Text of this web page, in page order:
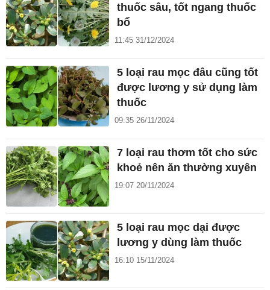
thuốc sâu, tốt ngang thuốc
bổ
11:45 31/12/2024
5 loại rau mọc đâu cũng tốt
được lương y sử dụng làm
thuốc
09:35 26/11/2024
7 loại rau thơm tốt cho sức
khoẻ nên ăn thường xuyên
19:07 20/11/2024
5 loại rau mọc dại được
lương y dùng làm thuốc
16:10 15/11/2024